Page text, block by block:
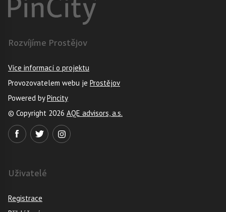
Rozvíjíme Prostějov
Více informací o projektu
Provozovatelem webu je Prostějov
Powered byPincity
© Copyright 2026 AQE advisors, a.s.
Uživatelé
Registrace